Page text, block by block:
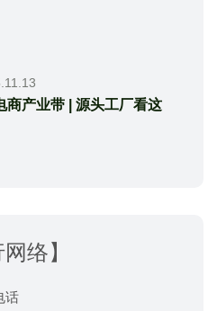
商产业带 | 源头工厂看这
络】
话